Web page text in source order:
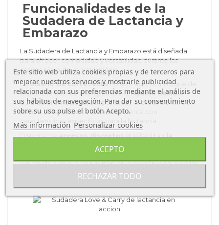
Funcionalidades de la
Sudadera de Lactancia y
Embarazo
La Sudadera de Lactancia y Embarazo está diseñada
para ofrecer comodidad y versatilidad durante las
etapas clave de la maternidad.
Sudiseño de corte rectono solo aporta un toque de
estilo, sino que también permite unajuste flexible
durante el embarazo, adaptándose al crecimiento del
vientre. Además, esta sudadera cuenta con
características específicas para la lactancia.
Dispone deaccesos discretosque facilitanla
alimentación del bebé en cualquier momento y lugar,
sin sacrificar la comodidad ni el estilo. Su diseño amplio
y su tejido suave la convierten en la opción ideal para las
madres que buscan una prenda multifuncional que les
Este sitio web utiliza cookies propias y de terceros para
mejorar nuestros servicios y mostrarle publicidad
relacionada con sus preferencias mediante el análisis de
sus hábitos de navegación. Para dar su consentimiento
sobre su uso pulse el botón Acepto.
Más información Personalizar cookies
RECHAZAR TODO
ACEPTO